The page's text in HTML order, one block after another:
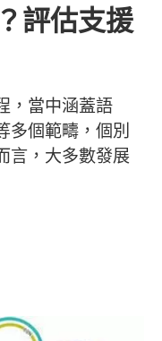
評估支援
，當中涵蓋語
多個範疇，個別
言，大多數發展